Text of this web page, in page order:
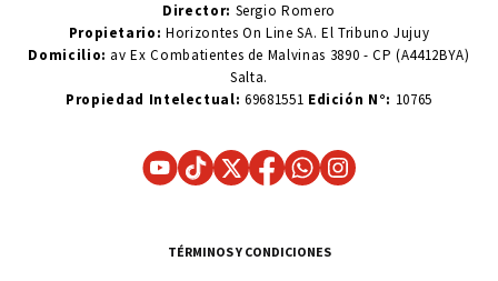
Director: Sergio Romero
Propietario:Horizontes On Line SA. El Tribuno Jujuy
Domicilio: av Ex Combatientes de Malvinas 3890 - CP (A4412BYA)
Salta.
Propiedad Intelectual: 69681551 Edición N°: 10765
TÉRMINOS Y CONDICIONES